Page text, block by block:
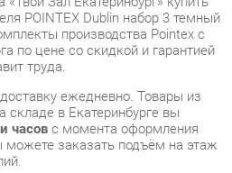
ежедневно. Товары из
в Екатеринбурге вы
с момента оформления
заказать подъём на этаж
и для товаров, находящихся
рассчитывается индивидуально.
доставки вы можете
.